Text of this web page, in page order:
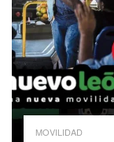
MOVILIDAD